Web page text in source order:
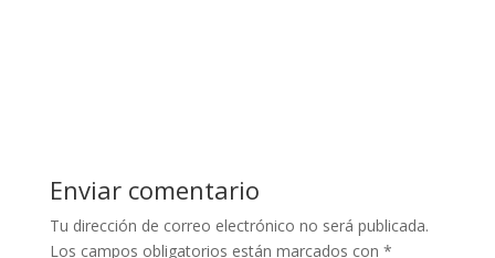
Enviar comentario
Tu dirección de correo electrónico no será publicada.
Los campos obligatorios están marcados con *